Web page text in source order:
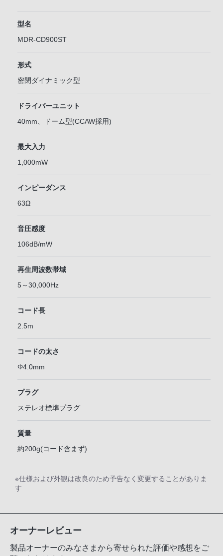
型名
MDR-CD900ST
形式
密閉ダイナミック型
ドライバーユニット
40mm、ドーム型(CCAW採用)
最大入力
1,000mW
インピーダンス
63Ω
音圧感度
106dB/mW
再生周波数帯域
5～30,000Hz
コード長
2.5m
コードの太さ
Φ4.0mm
プラグ
ステレオ標準プラグ
質量
約200g(コード含まず)
※仕様および外観は改良のため予告なく変更することがありま
す
オーナーレビュー
製品オーナーのみなさまから寄せられた評価や感想をご